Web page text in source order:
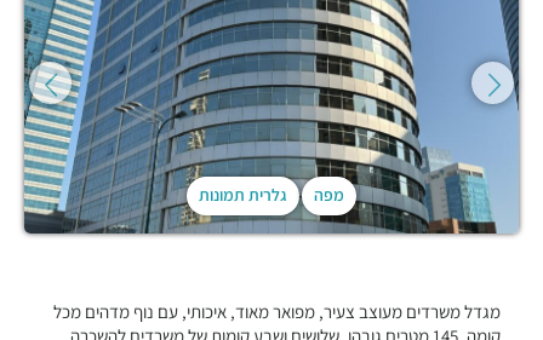
מפה גלרית תמונות
מגדל משרדים מעוצב צעיר, מפואר מאוד, איכותי, עם נוף מדהים מכל